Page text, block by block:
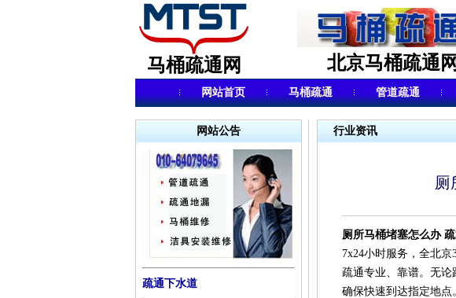
马桶疏通网 北京马桶疏通
网站首页 马桶疏通 管道疏通
网站公告
疏通下水道
行业资讯
厕
厕所马桶堵塞怎么办
7x24小时服务，全北
疏通专业、靠谱。无
确保快速到达指定地